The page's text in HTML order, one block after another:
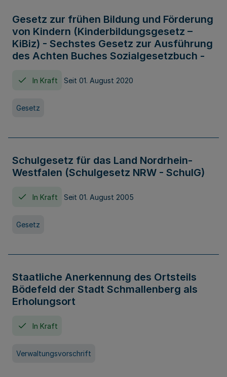
Gesetz zur frühen Bildung und Förderung
von Kindern (Kinderbildungsgesetz –
KiBiz) - Sechstes Gesetz zur Ausführung
des Achten Buches Sozialgesetzbuch -
In Kraft Seit 01. August 2020
Gesetz
Schulgesetz für das Land Nordrhein-
Westfalen (Schulgesetz NRW - SchulG)
In Kraft Seit 01. August 2005
Gesetz
Staatliche Anerkennung des Ortsteils
Bödefeld der Stadt Schmallenberg als
Erholungsort
In Kraft
Verwaltungsvorschrift